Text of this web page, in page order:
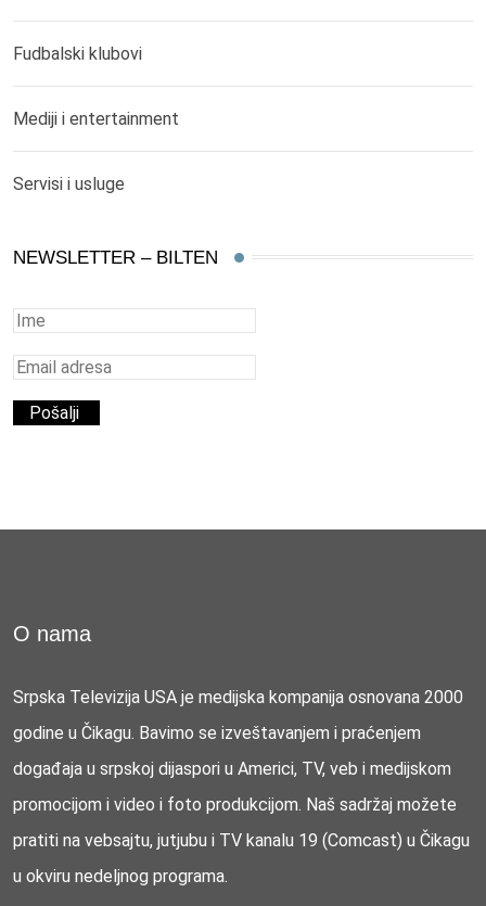
Fudbalski klubovi
Mediji i entertainment
Servisi i usluge
NEWSLETTER – BILTEN
O nama
Srpska Televizija USA je medijska kompanija osnovana 2000
godine u Čikagu. Bavimo se izveštavanjem i praćenjem
događaja u srpskoj dijaspori u Americi, TV, veb i medijskom
promocijom i video i foto produkcijom. Naš sadržaj možete
pratiti na vebsajtu, jutjubu i TV kanalu 19 (Comcast) u Čikagu
u okviru nedeljnog programa.